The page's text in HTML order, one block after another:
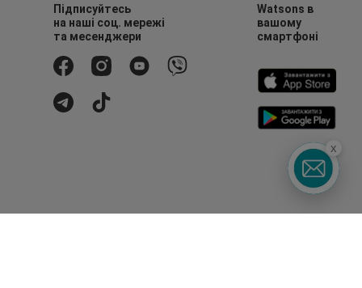
Підписуйтесь
на наші соц. мережі
та месенджери
Watsons в
вашому
смартфоні
x